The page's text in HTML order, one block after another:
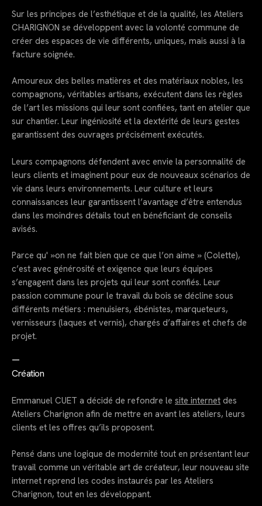
Sur les principes de l’esthétique et de la qualité, les Ateliers
CHARIGNON se développent avec la volonté commune de
créer des espaces de vie différents, uniques, mais aussi à la
facture soignée.
Amoureux des belles matières et des matériaux nobles, les
compagnons, véritables artisans, exécutent dans les règles
de l’art les missions qui leur sont confiées, tant en atelier que
sur chantier. Leur ingéniosité et la dextérité de leurs gestes
garantissent des ouvrages précisément exécutés.
Leurs compagnons défendent avec envie la personnalité de
leurs clients et imaginent pour eux de nouveaux scénarios de
vie dans leurs environnements. Leur culture et leurs
connaissances leur garantissent l’avantage d’être entendus
dans les moindres détails tout en bénéficiant de conseils
avisés.
Parce qu' »on ne fait bien que ce que l’on aime » (Colette),
c’est avec générosité et exigence que leurs équipes
s’engagent dans les projets qui leur sont confiés. Leur
passion commune pour le travail du bois se décline sous
différents métiers : menuisiers, ébénistes, marqueteurs,
vernisseurs (laques et vernis), chargés d’affaires et chefs de
projet.
—
Création
Emmanuel CUET a décidé de refondre le site internet des
Ateliers Charignon afin de mettre en avant les ateliers, leurs
clients et les offres qu’ils proposent.
Pensé dans une logique de modernité tout en présentant leur
travail comme un véritable art de créateur, leur nouveau site
internet reprend les codes instaurés par les Ateliers
Charignon, tout en les développant.